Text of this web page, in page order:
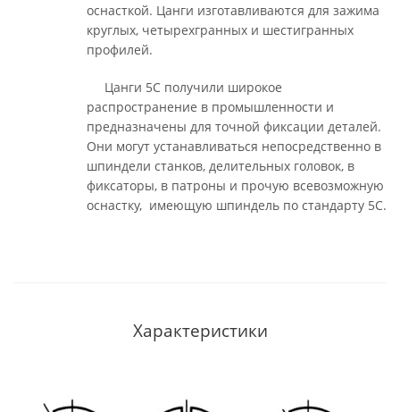
оснасткой. Цанги изготавливаются для зажима
круглых, четырехгранных и шестигранных
профилей.
Цанги 5С получили широкое
распространение в промышленности и
предназначены для точной фиксации деталей.
Они могут устанавливаться непосредственно в
шпиндели станков, делительных головок, в
фиксаторы, в патроны и прочую всевозможную
оснастку, имеющую шпиндель по стандарту 5С.
Характеристики